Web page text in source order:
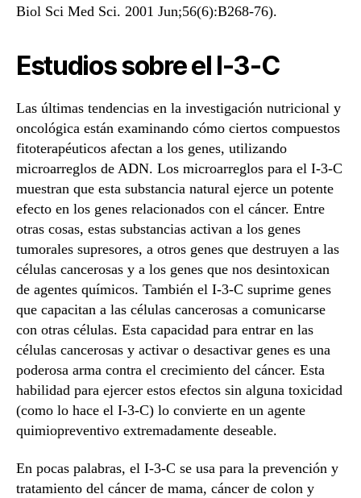
Biol Sci Med Sci. 2001 Jun;56(6):B268-76).
Estudios sobre el I-3-C
Las últimas tendencias en la investigación nutricional y
oncológica están examinando cómo ciertos compuestos
fitoterapéuticos afectan a los genes, utilizando
microarreglos de ADN. Los microarreglos para el I-3-C
muestran que esta substancia natural ejerce un potente
efecto en los genes relacionados con el cáncer. Entre
otras cosas, estas substancias activan a los genes
tumorales supresores, a otros genes que destruyen a las
células cancerosas y a los genes que nos desintoxican
de agentes químicos. También el I-3-C suprime genes
que capacitan a las células cancerosas a comunicarse
con otras células. Esta capacidad para entrar en las
células cancerosas y activar o desactivar genes es una
poderosa arma contra el crecimiento del cáncer. Esta
habilidad para ejercer estos efectos sin alguna toxicidad
(como lo hace el I-3-C) lo convierte en un agente
quimiopreventivo extremadamente deseable.
En pocas palabras, el I-3-C se usa para la prevención y
tratamiento del cáncer de mama, cáncer de colon y